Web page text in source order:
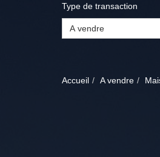
Type de transaction
A vendre
Accueil A vendre